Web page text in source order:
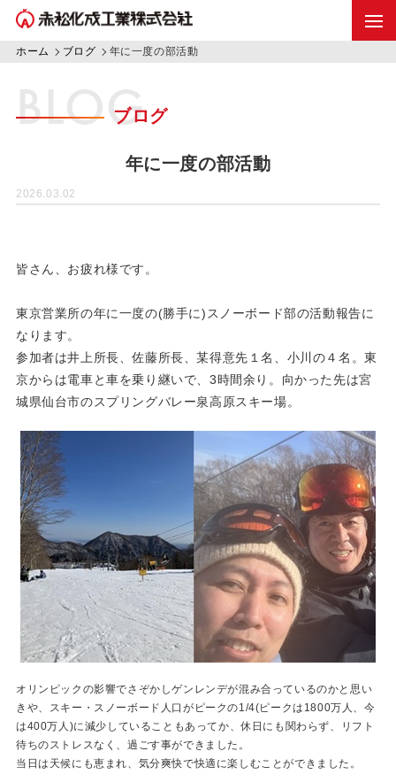
ホーム ブログ 年に一度の部活動
BLOG
ブログ
年に一度の部活動
2026.03.02
皆さん、お疲れ様です。
東京営業所の年に一度の(勝手に) スノーボード部の活動報告に
なります。
参加者は井上所長、佐藤所長、某得意先１名、小川の４名。東
京からは電車と車を乗り継いで、 3時間余り。向かった先は宮
城県仙台市のスプリングバレー泉高原スキー場。
オリンピックの影響でさぞかしゲンレンデが混み合っているのかと思い
きや、スキー・スノーボード人口がピークの1/4(ピークは1800万人、今
は400万人)に減少していることもあってか、休日にも関わらず、リフト
待ちのストレスなく、過ごす事ができました。
当日は天候にも恵まれ、気分爽快で快適に楽しむことができました。